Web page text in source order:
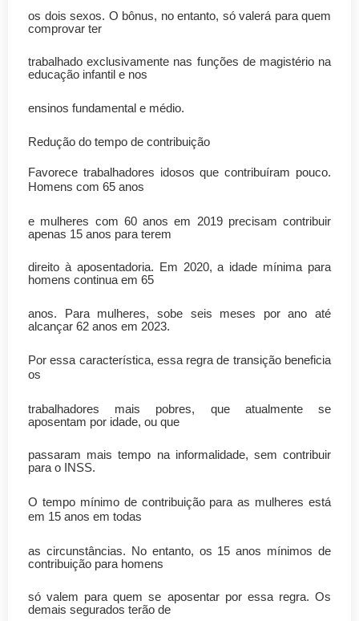
os dois sexos. O bônus, no entanto, só valerá para quem
comprovar ter
trabalhado exclusivamente nas funções de magistério na
educação infantil e nos
ensinos fundamental e médio.
Redução do tempo de contribuição
Favorece trabalhadores idosos que contribuíram pouco.
Homens com 65 anos
e mulheres com 60 anos em 2019 precisam contribuir
apenas 15 anos para terem
direito à aposentadoria. Em 2020, a idade mínima para
homens continua em 65
anos. Para mulheres, sobe seis meses por ano até
alcançar 62 anos em 2023.
Por essa característica, essa regra de transição beneficia
os
trabalhadores mais pobres, que atualmente se
aposentam por idade, ou que
passaram mais tempo na informalidade, sem contribuir
para o INSS.
O tempo mínimo de contribuição para as mulheres está
em 15 anos em todas
as circunstâncias. No entanto, os 15 anos mínimos de
contribuição para homens
só valem para quem se aposentar por essa regra. Os
demais segurados terão de